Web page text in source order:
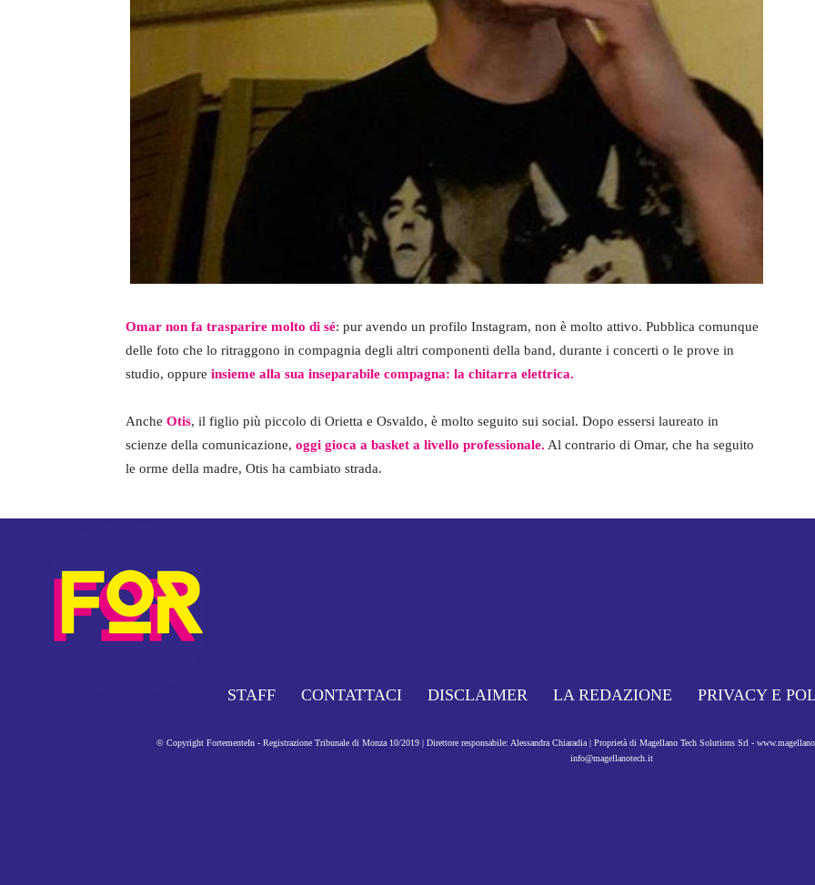
Omar non fa trasparire molto di sé: pur avendo un profilo Instagram, non è molto attivo. Pubblica comunque
delle foto che lo ritraggono in compagnia degli altri componenti della band, durante i concerti o le prove in
studio, oppure insieme alla sua inseparabile compagna: la chitarra elettrica.
Anche Otis, il figlio più piccolo di Orietta e Osvaldo, è molto seguito sui social. Dopo essersi laureato in
scienze della comunicazione, oggi gioca a basket a livello professionale. Al contrario di Omar, che ha seguito
le orme della madre, Otis ha cambiato strada.
STAFF CONTATTACI DISCLAIMER LA REDAZIONE PRIVACY E
© Copyright FortementeIn - Registrazione Tribunale di Monza 10/2019 | Direttore responsabile: Alessandra Chiaradia | Proprietà di Magellano Tech Solutions Srl -
info@magellanotech.it